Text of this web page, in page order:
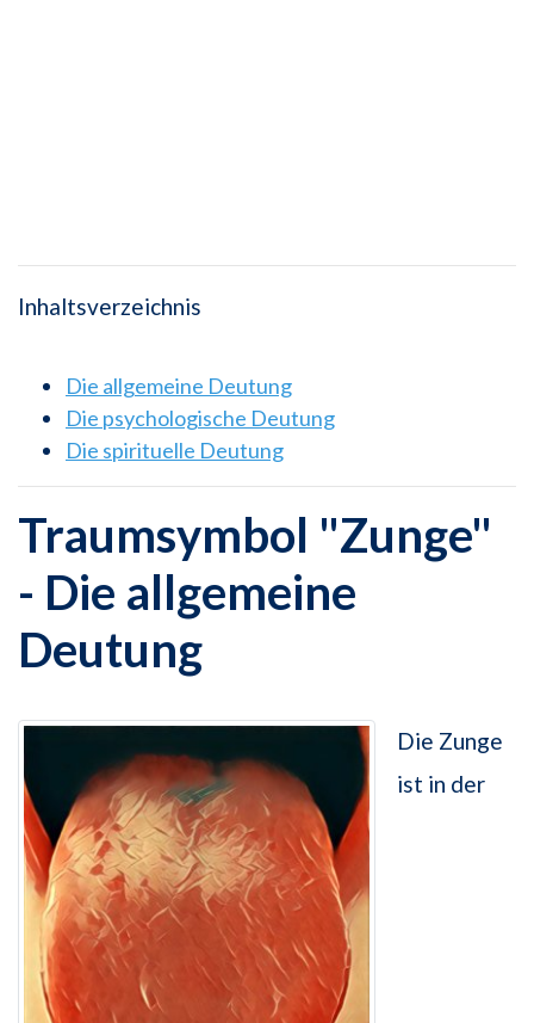
Inhaltsverzeichnis
Die allgemeine Deutung
Die psychologische Deutung
Die spirituelle Deutung
Traumsymbol "Zunge"
- Die allgemeine
Deutung
Die Zunge
ist in der